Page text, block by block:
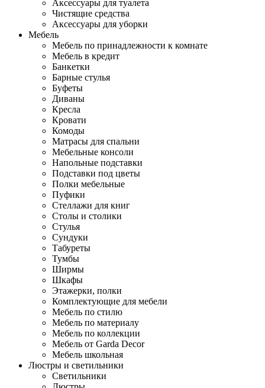
Аксессуары для туалета
Чистящие средства
Аксессуары для уборки
Мебель
Мебель по принадлежности к комнате
Мебель в кредит
Банкетки
Барные стулья
Буфеты
Диваны
Кресла
Кровати
Комоды
Матрасы для спальни
Мебельные консоли
Напольные подставки
Подставки под цветы
Полки мебельные
Пуфики
Стеллажи для книг
Столы и столики
Стулья
Сундуки
Табуреты
Тумбы
Ширмы
Шкафы
Этажерки, полки
Комплектующие для мебели
Мебель по стилю
Мебель по материалу
Мебель по коллекции
Мебель от Garda Decor
Мебель школьная
Люстры и светильники
Светильники